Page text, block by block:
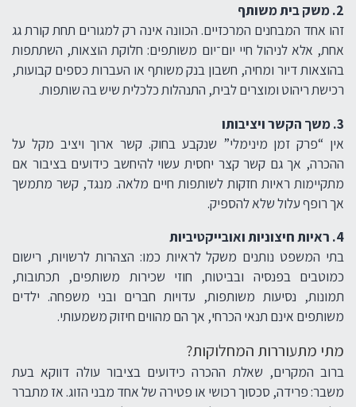
2. משק בית משותף
זהו אחד המבחנים המרכזיים. הכוונה אינה רק למגורים תחת קורת גג
אחת, אלא לניהול חיי יום־יום משותפים: חלוקת הוצאות, השתתפות
בהוצאות דיור ומחיה, חשבון בנק משותף או העברות כספים קבועות,
רכישת ריהוט ומוצרים לבית, התנהלות כלכלית שיש בה שותפות.
3. משך הקשר ויציבותו
אין “פרק זמן מינימלי” שנקבע בחוק. קשר ארוך ויציב מקל על
ההכרה, אך גם קשר קצר יחסית עשוי להיחשב כידועים בציבור אם
מתקיימות ראיות חזקות לשותפות חיים מלאה. מנגד, קשר מתמשך
אך רופף עלול שלא להספיק.
4. ראיות חיצוניות ואובייקטיביות
בתי המשפט נותנים משקל לראיות כמו: הצהרות לרשויות, רישום
כמוטבים בפנסיה ובביטוח, חוזי שכירות משותפים, תכתובות,
תמונות, נסיעות משותפות, עדויות חברים ובני משפחה. ילדים
משותפים אינם תנאי הכרחי, אך הם מהווים חיזוק משמעותי.
מתי מתעוררות המחלוקות?
ברוב המקרים, שאלת ההכרה כידועים בציבור עולה דווקא בעת
משבר: פרידה, סכסוך רכושי או פטירה של אחד מבני הזוג. אז מתברר